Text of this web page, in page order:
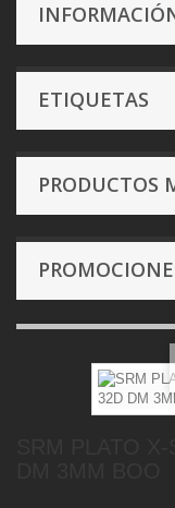
ETIQUETAS
PRODUCTOS
SRM PLATO